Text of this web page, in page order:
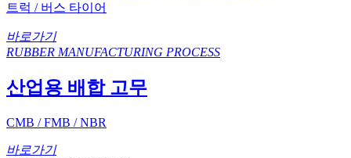
트럭 / 버스 타이어
바로가기
RUBBER MANUFACTURING PROCESS
산업용 배합 고무
CMB / FMB / NBR
바로가기